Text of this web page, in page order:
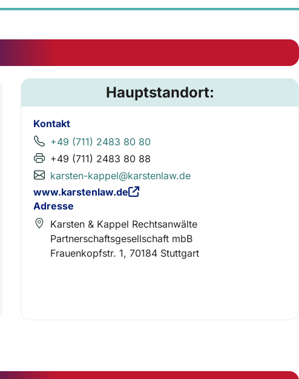
Hauptstandort:
Kontakt
+49 (711) 2483 80 80
+49 (711) 2483 80 88
karsten-kappel@karstenlaw.de
www.karstenlaw.de
Adresse
Karsten & Kappel Rechtsanwälte
Partnerschaftsgesellschaft mbB
Frauenkopfstr. 1, 70184 Stuttgart